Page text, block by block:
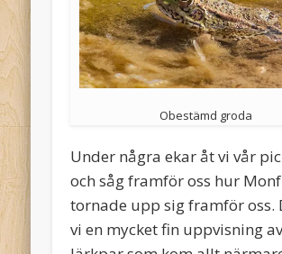
Obestämd groda
Under några ekar åt vi vår
och såg framför oss hur
tornade upp sig framför oss.
vi en mycket fin uppvisning